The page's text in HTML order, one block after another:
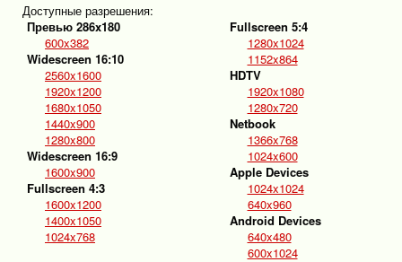
Доступные разрешения:
Превью 286x180
600x382
Widescreen 16:10
2560x1600
1920x1200
1680x1050
1440x900
1280x800
Widescreen 16:9
1600x900
Fullscreen 4:3
1600x1200
1400x1050
1024x768
Fullscreen 5:4
1280x1024
1152x864
HDTV
1920x1080
1280x720
Netbook
1366x768
1024x600
Apple Devices
1024x1024
640x960
Android Devices
640x480
600x1024